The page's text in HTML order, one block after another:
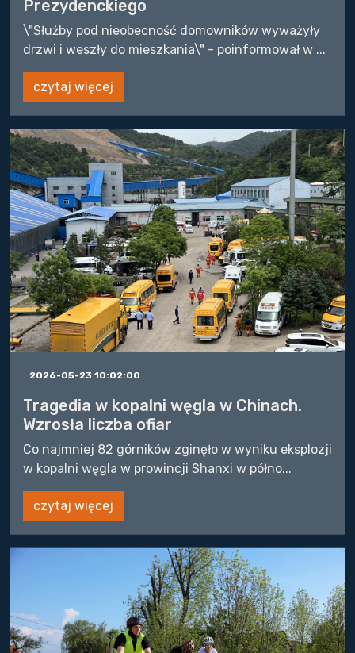
Prezydenckiego
\"Służby pod nieobecność domowników wyważyły
drzwi i weszły do mieszkania\" - poinformował w ...
czytaj więcej
2026-05-23 10:02:00
Tragedia w kopalni węgla w Chinach.
Wzrosła liczba ofiar
Co najmniej 82 górników zginęło w wyniku eksplozji
w kopalni węgla w prowincji Shanxi w półno...
czytaj więcej